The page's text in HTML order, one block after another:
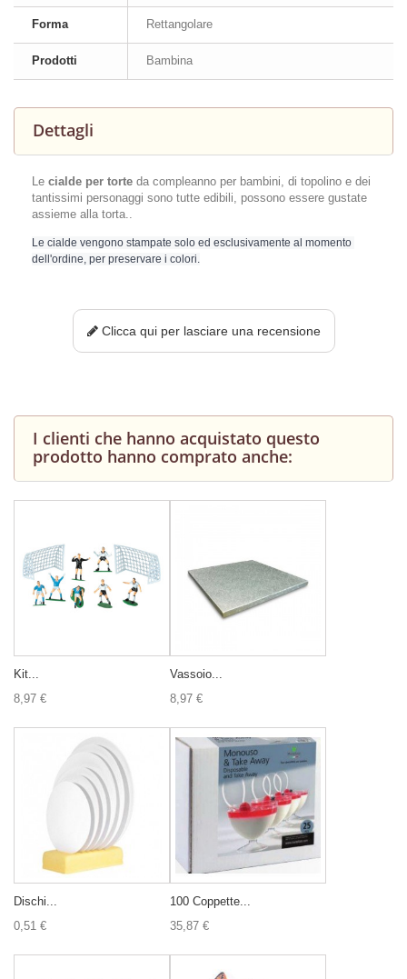
Forma Rettangolare
Prodotti Bambina
Dettagli
Le cialde per torte da compleanno per bambini, di topolino e dei
tantissimi personaggi sono tutte edibili, possono essere gustate
assieme alla torta..
Le cialde vengono stampate solo ed esclusivamente al momento
dell'ordine, per preservare i colori.
Clicca qui per lasciare una recensione
I clienti che hanno acquistato questo
prodotto hanno comprato anche:
Kit...
8,97 €
Vassoio...
8,97 €
Dischi...
0,51 €
100 Coppette...
35,87 €